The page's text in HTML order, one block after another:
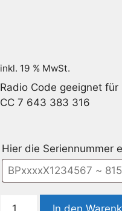
inkl. 19 % MwSt.
Radio Code geeignet
CC 7 643 383 316
Hier die Seriennummer
In den